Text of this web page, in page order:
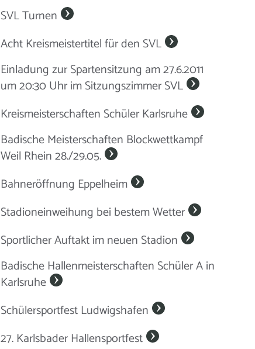
SVL Turnen
Acht Kreismeistertitel für den SVL
Einladung zur Spartensitzung am 27.6.2011
um 20:30 Uhr im Sitzungszimmer SVL
Kreismeisterschaften Schüler Karlsruhe
Badische Meisterschaften Blockwettkampf
Weil Rhein 28./29.05.
Bahneröffnung Eppelheim
Stadioneinweihung bei bestem Wetter
Sportlicher Auftakt im neuen Stadion
Badische Hallenmeisterschaften Schüler A in
Karlsruhe
Schülersportfest Ludwigshafen
27. Karlsbader Hallensportfest